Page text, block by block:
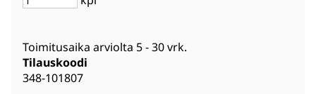
Toimitusaika arviolta 5 - 30 vrk.
Tilauskoodi
348-101807